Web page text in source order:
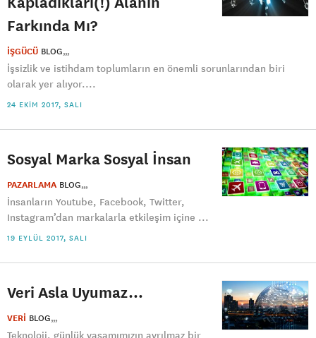
Farkında Mı?
İŞGÜCÜ BLOG
İşsizlik ve istihdam toplumların en önemli sorunlarından biri
olarak yer alıyor....
24 EKIM 2017, SALI
Sosyal Marka Sosyal İnsan
PAZARLAMA BLOG
İnsanların Youtube, Facebook, Twitter,
Instagram’dan markalarla etkileşim içine ...
19 EYLÜL 2017, SALI
Veri Asla Uyumaz…
VERİ BLOG
Teknoloji, günlük yaşamımızın ayrılmaz bir